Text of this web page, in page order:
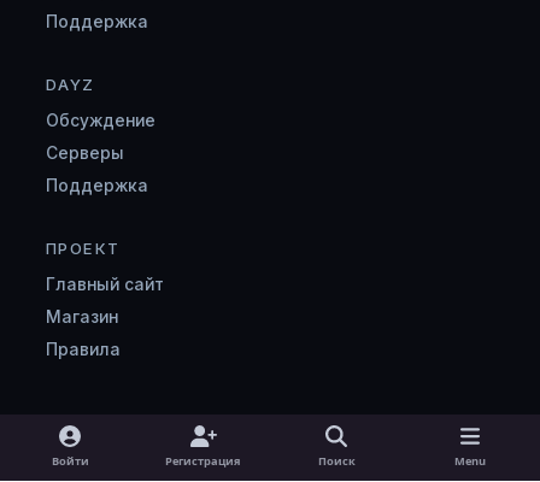
Поддержка
DAYZ
Обсуждение
Серверы
Поддержка
ПРОЕКТ
Главный сайт
Магазин
Правила
Light ModeDark ModeSystem Preference
v
Войти Регистрация Поиск Menu